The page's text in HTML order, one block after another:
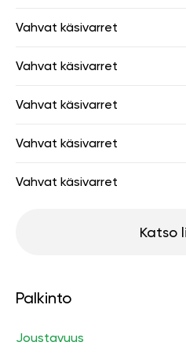
Vahvat käsivarret
Vahvat käsivarret
Vahvat käsivarret
Vahvat käsivarret
Vahvat käsivarret
Katso
Palkinto
Joustavuus